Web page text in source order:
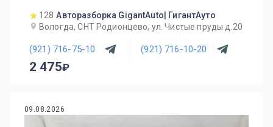
128 Авторазборка GigantAuto| ГигантАуто
Вологда, СНТ Родионцево, ул. Чистые пруды д.20
(921) 716-75-10 (921) 716-10-20
2 475
09.08.2026